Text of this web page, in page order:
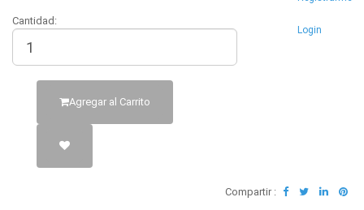
Login
Cantidad:
Agregar al Carrito
Compartir :